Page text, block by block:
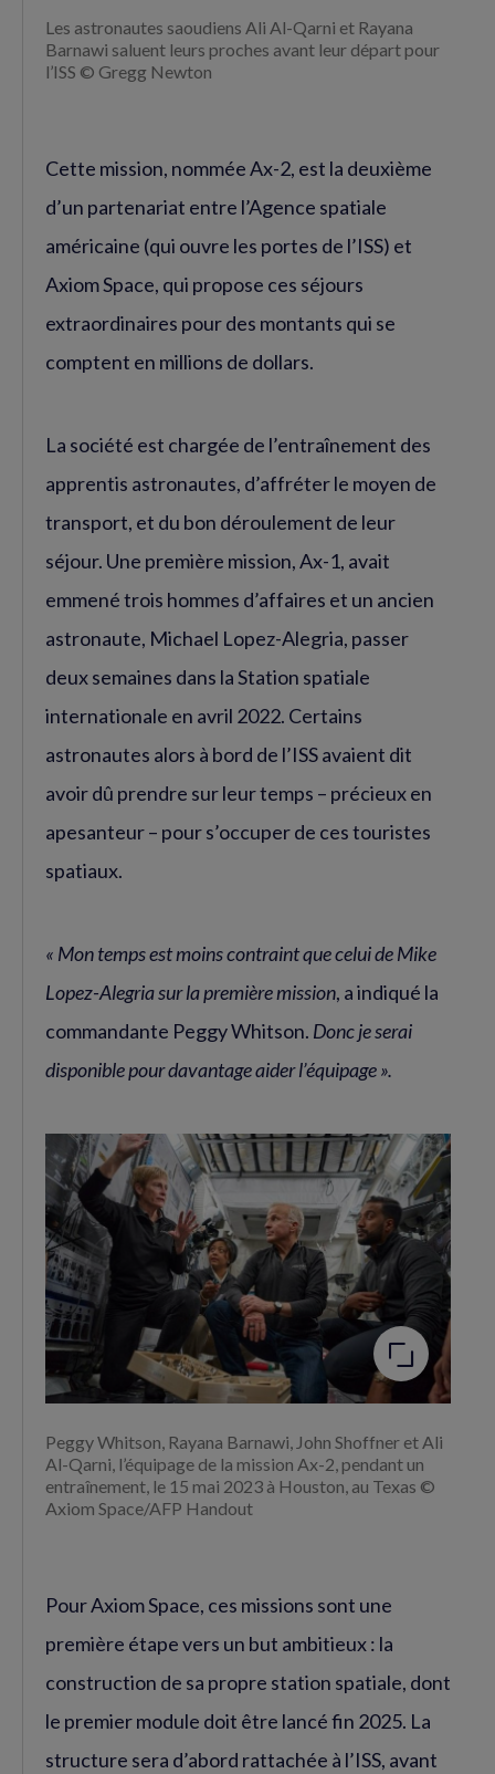
Les astronautes saoudiens Ali Al-Qarni et Rayana
Barnawi saluent leurs proches avant leur départ pour
l’ISS © Gregg Newton
Cette mission, nommée Ax-2, est la deuxième
d’un partenariat entre l’Agence spatiale
américaine (qui ouvre les portes de l’ISS) et
Axiom Space, qui propose ces séjours
extraordinaires pour des montants qui se
comptent en millions de dollars.
La société est chargée de l’entraînement des
apprentis astronautes, d’affréter le moyen de
transport, et du bon déroulement de leur
séjour. Une première mission, Ax-1, avait
emmené trois hommes d’affaires et un ancien
astronaute, Michael Lopez-Alegria, passer
deux semaines dans la Station spatiale
internationale en avril 2022. Certains
astronautes alors à bord de l’ISS avaient dit
avoir dû prendre sur leur temps – précieux en
apesanteur – pour s’occuper de ces touristes
spatiaux.
« Mon temps est moins contraint que celui de Mike
Lopez-Alegria sur la première mission, a indiqué la
commandante Peggy Whitson. Donc je serai
disponible pour davantage aider l’équipage ».
Agrandir
l'image
Peggy Whitson, Rayana Barnawi, John Shoffner et Ali
Al-Qarni, l’équipage de la mission Ax-2, pendant un
entraînement, le 15 mai 2023 à Houston, au Texas ©
Axiom Space/AFP Handout
Pour Axiom Space, ces missions sont une
première étape vers un but ambitieux : la
construction de sa propre station spatiale, dont
le premier module doit être lancé fin 2025. La
structure sera d’abord rattachée à l’ISS, avant